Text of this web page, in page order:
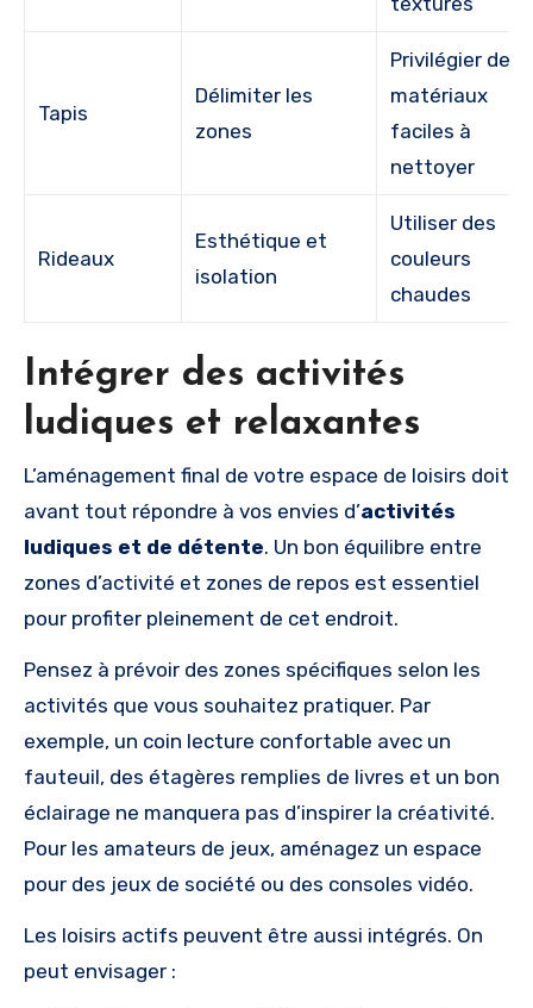
Tapis
Délimiter les
zones
Privilégier des
matériaux
faciles à
nettoyer
Rideaux
Esthétique et
isolation
Utiliser des
couleurs
chaudes
Intégrer des activités
ludiques et relaxantes
L’aménagement final de votre espace de loisirs doit
avant tout répondre à vos envies d’activités
ludiques et de détente. Un bon équilibre entre
zones d’activité et zones de repos est essentiel
pour profiter pleinement de cet endroit.
Pensez à prévoir des zones spécifiques selon les
activités que vous souhaitez pratiquer. Par
exemple, un coin lecture confortable avec un
fauteuil, des étagères remplies de livres et un bon
éclairage ne manquera pas d’inspirer la créativité.
Pour les amateurs de jeux, aménagez un espace
pour des jeux de société ou des consoles vidéo.
Les loisirs actifs peuvent être aussi intégrés. On
peut envisager :